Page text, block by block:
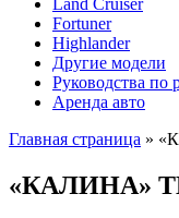
Land Cruiser
Fortuner
Highlander
Другие модели
Руководства по
Аренда авто
Главная страница »
«КАЛИНА»